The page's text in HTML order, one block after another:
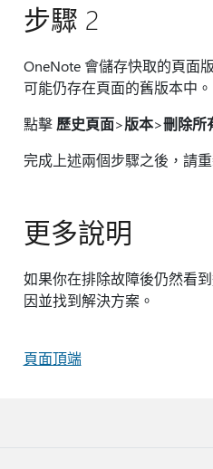
步驟 2
OneNote 會儲存快取的頁面
可能仍存在頁面的舊版本中
點擊 歷史頁面>版本>刪除所
完成上述兩個步驟之後，請
更多說明
如果你在排除故障後仍然看
因並找到解決方案。
頁面頂端